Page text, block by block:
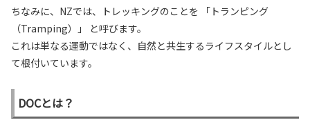
ちなみに、NZでは、トレッキングのことを 「トランピング
（Tramping）」 と呼びます。
これは単なる運動ではなく、自然と共生するライフスタイルとし
て根付いています。
DOCとは？